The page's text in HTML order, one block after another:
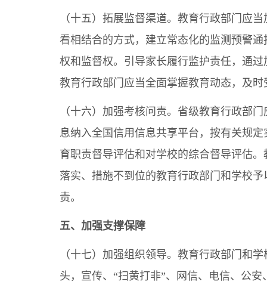
（十五）拓展监督渠道。教育行政部门应
看相结合的方式，建立常态化的监测预警
权和监督权。引导家长履行监护责任，通
教育行政部门应当全面掌握教育动态，及
（十六）加强考核问责。省级教育行政部
息纳入全国信用信息共享平台，按有关规
育职责督导评估和对学校的综合督导评估
落实、措施不到位的教育行政部门和学校
责。
五、加强支撑保障
（十七）加强组织领导。教育行政部门和
头，宣传、“扫黄打非”、网信、电信、公